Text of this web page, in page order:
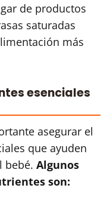
de productos
saturadas
más
esenciales
asegurar el
que ayuden
bebé. Algunos
son: